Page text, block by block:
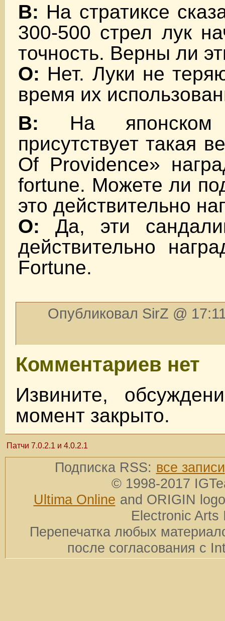
В: На стратиксе
300-500 стрел лук
точность. Верны ли
О: Нет. Луки не
время их
В: На японском
присутствует такая
Of Providence»
fortune. Можете ли
это действительно
О: Да, эти
действительно
Fortune.
Опубликовал SirZ @
Комментариев нет
Извините,
момент закрыто.
Патчи 7.0.2.1 и 4.0.2.1
Подписка RSS: все записи
© 1998-2017
Ultima Online and ORIGIN
Electronic Arts
Перепечатка любых
после согласования с